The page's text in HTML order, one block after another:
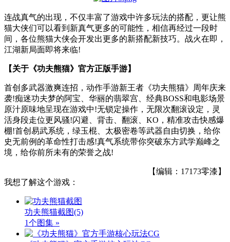
连战真气的出现，不仅丰富了游戏中许多玩法的搭配，更让熊
猫大侠们可以看到新真气更多的可能性，相信再经过一段时
间，各位熊猫大侠会开发出更多的新搭配新技巧。战火在即，
江湖新局面即将来临!
【关于《功夫熊猫》官方正版手游】
首创多武器激爽连招，动作手游新王者《功夫熊猫》周年庆来
袭!痴迷功夫梦的阿宝、华丽的翡翠宫、经典BOSS和电影场景
原汁原味地呈现在游戏中!无锁定操作，无限次翻滚设定，灵
活身段走位更风骚!闪避、背击、翻滚、KO，精准攻击快感爆
棚!首创易武系统，绿玉棍、太极密卷等武器自由切换，给你
史无前例的革命性打击感!真气系统带你突破东方武学巅峰之
境，给你前所未有的荣誉之战!
【编辑：17173零漆】
我想了解这个游戏：
功夫熊猫截图(5)
1个图集 »